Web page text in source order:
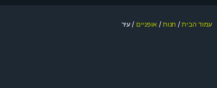
עמוד הבית/ חנות/ אופניים / עיר